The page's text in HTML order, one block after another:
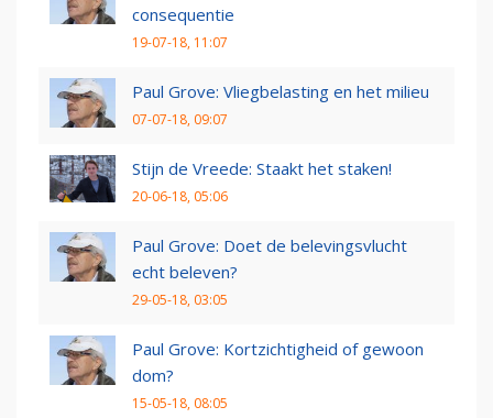
consequentie
19-07-18, 11:07
Paul Grove: Vliegbelasting en het milieu
07-07-18, 09:07
Stijn de Vreede: Staakt het staken!
20-06-18, 05:06
Paul Grove: Doet de belevingsvlucht
echt beleven?
29-05-18, 03:05
Paul Grove: Kortzichtigheid of gewoon
dom?
15-05-18, 08:05